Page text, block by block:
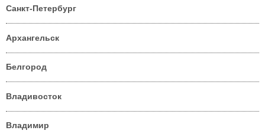
Санкт-Петербург
Архангельск
Белгород
Владивосток
Владимир